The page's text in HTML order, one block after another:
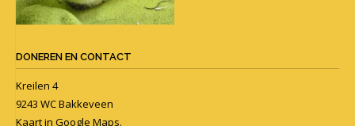
DONEREN EN CONTACT
Kreilen 4
9243 WC Bakkeveen
Kaart in Google Maps.